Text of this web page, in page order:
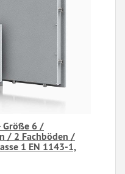
Größe 6 /
/ 2 Fachböden /
1 EN 1143-1,